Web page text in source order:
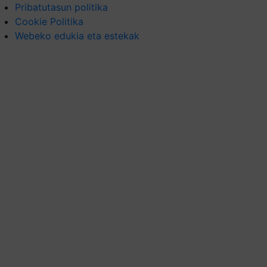
Pribatutasun politika
Cookie Politika
Webeko edukia eta estekak